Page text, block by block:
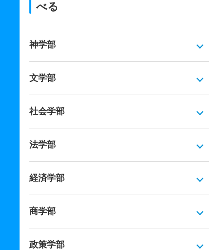
べる
神学部
文学部
社会学部
法学部
経済学部
商学部
政策学部